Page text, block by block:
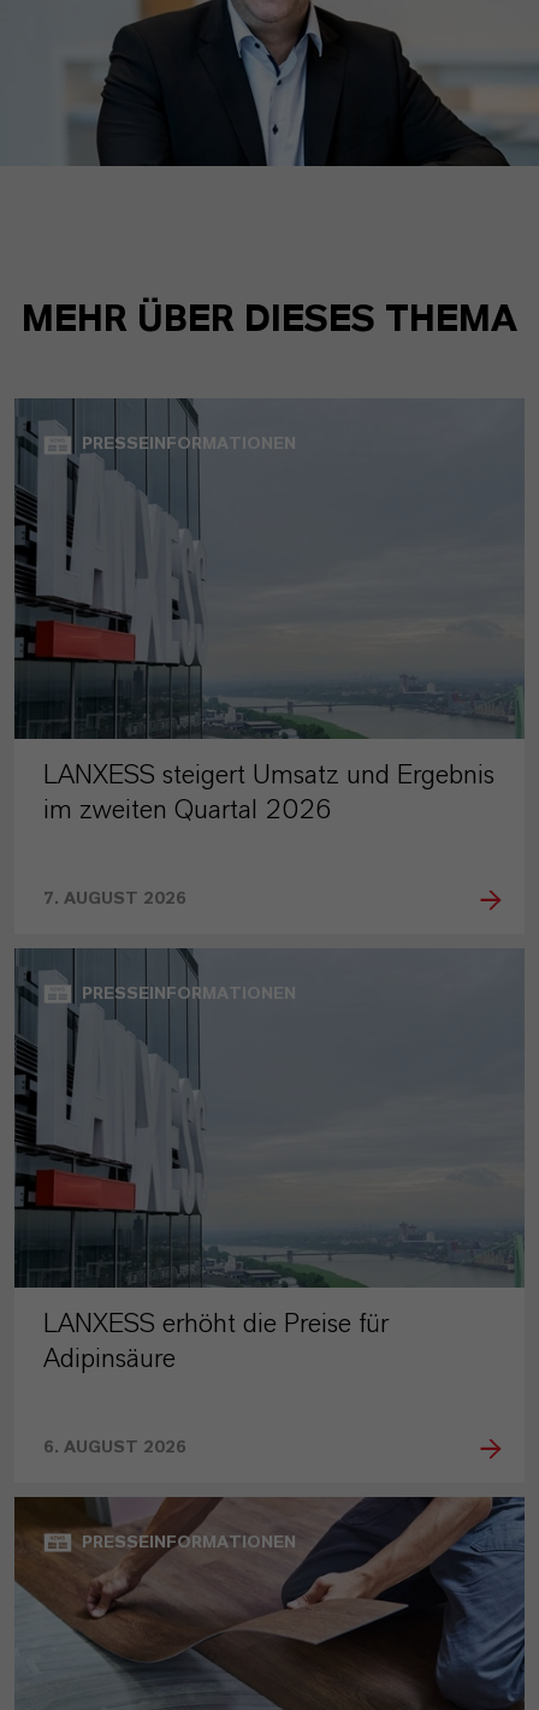
MEHR ÜBER DIESES THEMA
PRESSEINFORMATIONEN
LANXESS steigert Umsatz und Ergebnis
im zweiten Quartal 2026
7. AUGUST 2026
PRESSEINFORMATIONEN
LANXESS erhöht die Preise für
Adipinsäure
6. AUGUST 2026
PRESSEINFORMATIONEN